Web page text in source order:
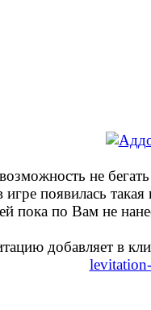
не
игре появилась
пока по Вам не
добавляет в